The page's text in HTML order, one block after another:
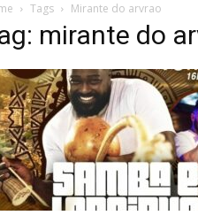
Tags Mirante do arvrao
mirante do